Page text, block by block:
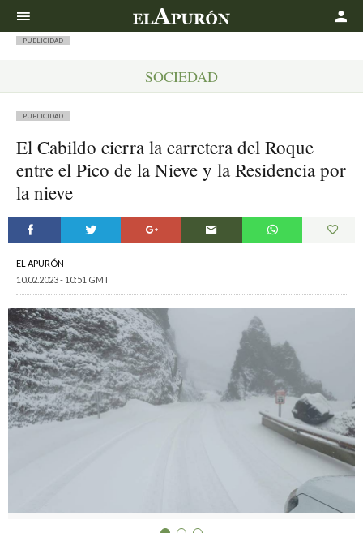
PUBLICIDAD
SOCIEDAD
PUBLICIDAD
El Cabildo cierra la carretera del Roque
entre el Pico de la Nieve y la Residencia por
la nieve
EL APURÓN
10.02.2023 - 10:51 GMT